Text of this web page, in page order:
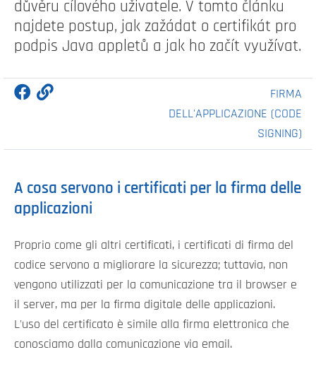
důvěru cílového uživatele. V tomto článku
najdete postup, jak zažádat o certifikát pro
podpis Java appletů a jak ho začít využívat.
FIRMA
DELL'APPLICAZIONE (CODE
SIGNING)
A cosa servono i certificati per la firma delle
applicazioni
Proprio come gli altri certificati, i certificati di firma del
codice servono a migliorare la sicurezza; tuttavia, non
vengono utilizzati per la comunicazione tra il browser e
il server, ma per la firma digitale delle applicazioni.
L'uso del certificato è simile alla firma elettronica che
conosciamo dalla comunicazione via email.